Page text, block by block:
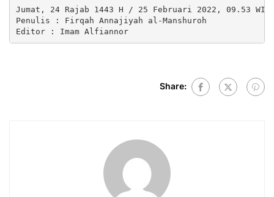
Jumat, 24 Rajab 1443 H / 25 Februari 2022, 09.53
Penulis : Firqah Annajiyah al-Manshuroh
Editor : Imam Alfiannor
Share: